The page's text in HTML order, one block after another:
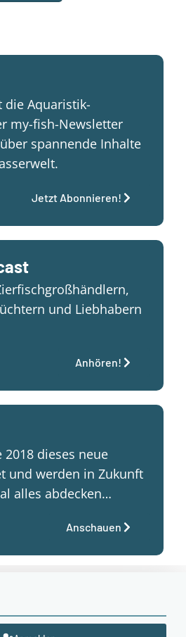
die Aquaristik-
my-fish-Newsletter
spannende Inhalte
Jetzt Abonnieren!
und Liebhabern
Anhören!
2018 dieses neue
und werden in Zukunft
alles abdecken…
Anschauen